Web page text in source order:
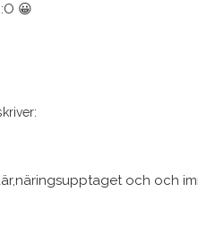
😀
och och